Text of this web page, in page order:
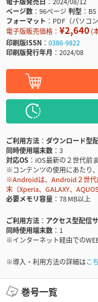
ページ数
96ページ判型
B5
フォーマット
PDF（パソコ
電子版販売価格： ¥2,640(
印刷版ISSN
0386-9822
印刷版発行年月
2024/08
ご利用方法
ダウンロード型
同時使用端末数
3
対応OS
iOS最新の２世代前
※コンテンツの使用にあたり
※Androidは、Android２世代
末（Xperia、GALAXY、
必要メモリ容量
78 MB以上
ご利用方法
アクセス型配信
同時使用端末数
1
※インターネット経由での
※導入・利用方法の詳細はこ
巻号一覧